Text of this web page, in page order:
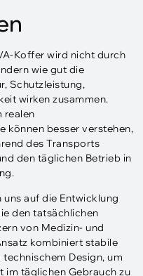
Koffer wird nicht durch
wie gut die
Schutzleistung,
wirken zusammen.
realen
können besser verstehen,
des Transports
den täglichen Betrieb in
auf die Entwicklung
den tatsächlichen
von Medizin- und
kombiniert stabile
Design, um
im täglichen Gebrauch zu